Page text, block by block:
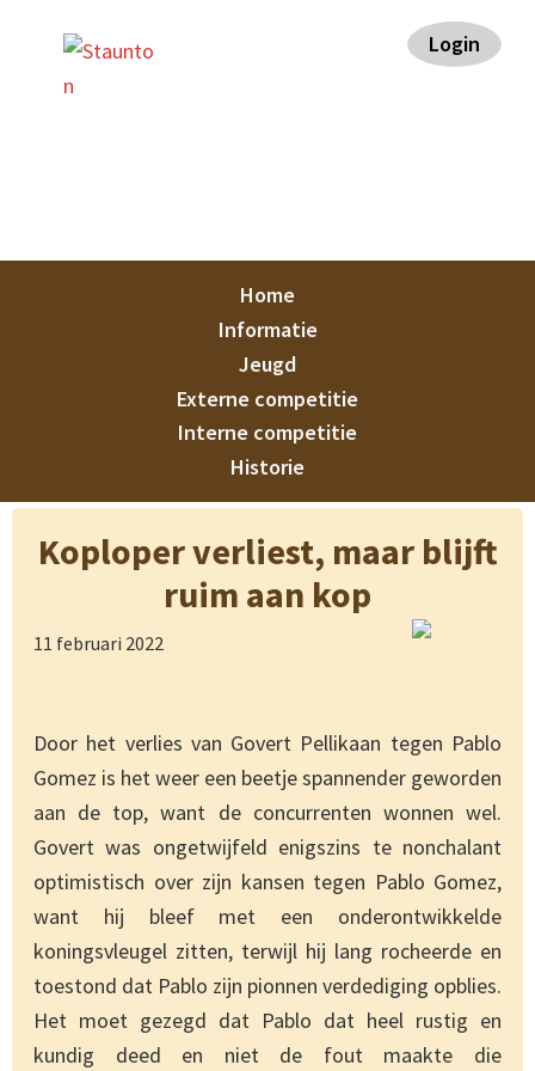
Login
Home
Informatie
Jeugd
Externe competitie
Interne competitie
Historie
Koploper verliest, maar blijft
ruim aan kop
11 februari 2022
Door het verlies van Govert Pellikaan tegen Pablo
Gomez is het weer een beetje spannender geworden
aan de top, want de concurrenten wonnen wel.
Govert was ongetwijfeld enigszins te nonchalant
optimistisch over zijn kansen tegen Pablo Gomez,
want hij bleef met een onderontwikkelde
koningsvleugel zitten, terwijl hij lang rocheerde en
toestond dat Pablo zijn pionnen verdediging opblies.
Het moet gezegd dat Pablo dat heel rustig en
kundig deed en niet de fout maakte die